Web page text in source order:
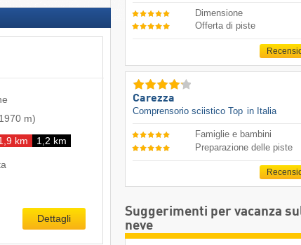
1970 m)
km 1,2 km
Dettagli
Dimensione
Offerta di piste
Carezza
Comprensorio sciistico Top in Italia
Famiglie e bambini
Preparazione delle piste
Suggerimenti per vacanza
neve